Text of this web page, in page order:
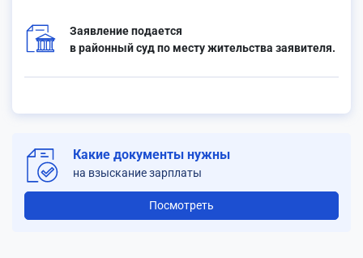
Заявление подается
в районный суд по месту жительства заявителя.
Какие документы нужны
на взыскание зарплаты
Посмотреть